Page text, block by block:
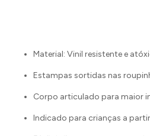
Material: Vinil resistente e
Estampas sortidas nas
Corpo articulado para maior
Indicado para crianças a